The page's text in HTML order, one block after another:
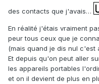
des contacts que j'avais…
En réalité j'étais vraiment
peur tous ceux que je
(mais quand je dis nul c'est
Et depuis qu'on peut aller
les appareils portables
et on il devient de plus en